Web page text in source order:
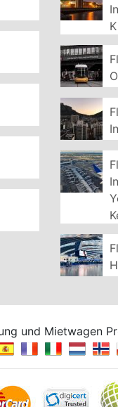
und Mietwagen